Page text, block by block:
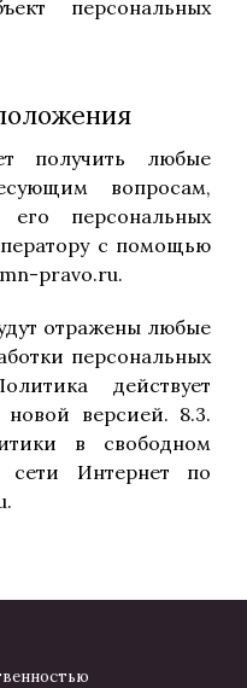
персональных
получить любые
вопросам,
персональных
с помощью
pravo.ru.
отражены любые
персональных
действует
версией. 8.3.
в свободном
сети Интернет по